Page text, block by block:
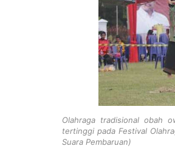
Olahraga tradisional obah
tertinggi pada Festival
Suara Pembaruan)